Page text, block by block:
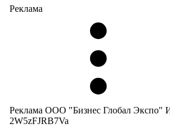
Реклама
Реклама ООО "Бизнес Глобал Экспо"
2W5zFJRB7Va